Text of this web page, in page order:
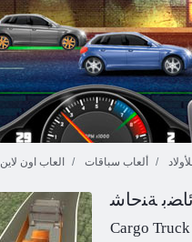
ﺓﺮﻣﺪﻤﻟﺍ ﺓﺭﺎﻴﺴﻟﺍ ﻢﻄﺤﺗ ﺓﺎﻛﺎﺤﻣ
العاب اون لاين ألعاب سباقات
ﺔﻨﺣﺎﺷ
Cargo